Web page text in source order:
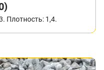
Плотность: 1,4.